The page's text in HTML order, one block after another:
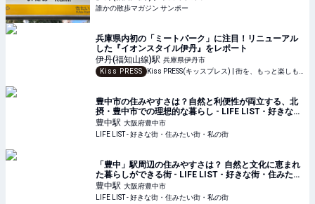
誰かの散歩マガジン サンポー
兵庫県内初の「ミートパーク」に注目！リニューアル
した『イオンスタイル伊丹』をレポート
伊丹(福知山線)駅 兵庫県伊丹市
Kiss PRESS
豊中市の住みやすさは？自然と利便性が両立する、北
摂・豊中市での理想的な暮らし - LIFE LIST - 好きな
街・住みたい街・私の街
豊中駅 大阪府豊中市
LIFE LIST - 好きな街・住みたい街・私の街
「豊中」駅周辺の住みやすさは？ 自然と文化に恵まれ
た暮らしができる街 - LIFE LIST - 好きな街・住みたい
街・私の街
豊中駅 大阪府豊中市
LIFE LIST - 好きな街・住みたい街・私の街